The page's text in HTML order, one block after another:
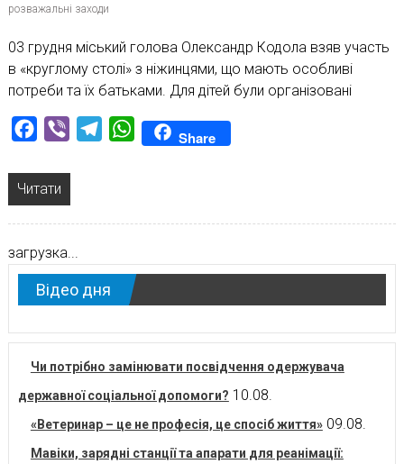
розважальні заходи
03 грудня міський голова Олександр Кодола взяв участь
в «круглому столі» з ніжинцями, що мають особливі
потреби та їх батьками. Для дітей були організовані
Facebook
Viber TelegramWhatsAppShare
Читати
загрузка...
Відео дня
Чи потрібно замінювати посвідчення одержувача
державної соціальної допомоги? 10.08.
«Ветеринар – це не професія, це спосіб життя» 09.08.
Мавіки, зарядні станції та апарати для реанімації: